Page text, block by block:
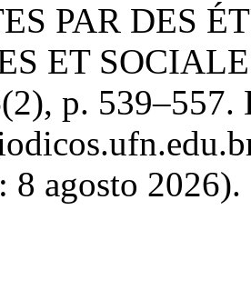
PAR DES
ET
p. 539–557.
8 agosto 2026).